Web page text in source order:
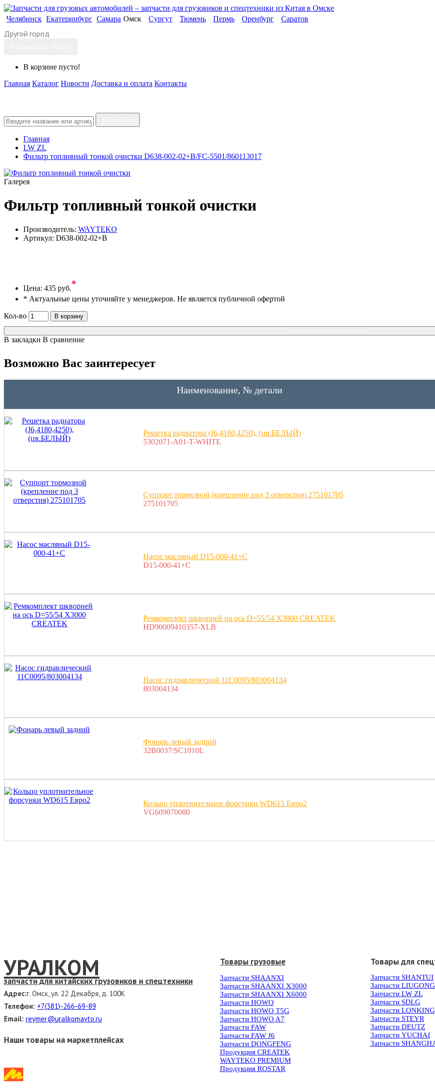
Челябинск Екатеринбург Самара Омск Сургут Тюмень Пермь Оренбург Саратов
Другой город
В корзине пусто!
Главная Каталог Новости Доставка и оплата Контакты
Главная
LW ZL
Фильтр топливный тонкой очистки D638-002-02+B/FC-5501/860113017
Галерея
Фильтр топливный тонкой очистки
Производитель: WAYTEKO
Артикул: D638-002-02+B
Цена: 435 руб.*
* Актуальные цены уточняйте у менеджеров. Не является публичной офертой
Кол-во
В корзину
В закладки В сравнение
Возможно Вас заинтересует
Наименование, № детали
Решетка радиатора (J6,4180,4250), (цв.БЕЛЫЙ)
5302071-A01-T-WHITE
Суппорт тормозной (крепление под 3 отверстия) 275101705
275101705
Насос масляный D15-000-41+C
D15-000-41+C
Ремкомплект шкворней на ось D=55/54 X3000 CREATEK
HD90009410357-XLB
Насос гидравлический 11С0095/803004134
803004134
Фонарь левый задний
32B0037/SC1010L
Кольцо уплотнительное форсунки WD615 Евро2
VG609070080
УРАЛКОМ
запчасти для китайских грузовиков и спецтехники
Адрес:г. Омск, ул. 22 Декабря, д. 100К
Телефон: +7(381)-266-69-89
Email: reymer@uralkomavto.ru
Наши товары на маркетплейсах
Товары грузовые
Запчасти SHAANXI
Запчасти SHAANXI X3000
Запчасти SHAANXI X6000
Запчасти HOWO
Запчасти HOWO T5G
Запчасти HOWO A7
Запчасти FAW
Запчасти FAW J6
Запчасти DONGFENG
Продукция CREATEK
WAYTEKO PREMIUM
Продукция ROSTAR
Товары для
Запчасти SHANTUI
Запчасти LIUGONG
Запчасти LW ZL
Запчасти SDLG
Запчасти
Запчасти STEYR
Запчасти DEUTZ
Запчасти YUCHAI
Запчасти